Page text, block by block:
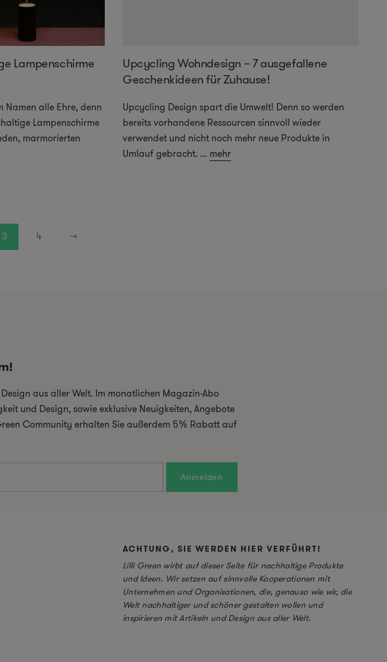
Lampenschirme
Namen alle Ehre, denn
Lampenschirme
marmorierten
Upcycling Wohndesign – 7 ausgefallene
Geschenkideen für Zuhause!
Upcycling Design spart die Umwelt! Denn so werden
bereits vorhandene Ressourcen sinnvoll wieder
verwendet und nicht noch mehr neue Produkte in
Umlauf gebracht. ... mehr
3 4 →
aus aller Welt. Im monatlichen Magazin-Abo
und Design, sowie exklusive Neuigkeiten, Angebote
Community erhalten Sie außerdem 5% Rabatt auf
ACHTUNG, SIE WERDEN HIER VERFÜHRT!
Lilli Green wirbt auf dieser Seite für nachhaltige Produkte
und Ideen. Wir setzen auf sinnvolle Kooperationen mit
Unternehmen und Organisationen, die, genauso wie wir, die
Welt nachhaltiger und schöner gestalten wollen und
inspirieren mit Artikeln und Design aus aller Welt.